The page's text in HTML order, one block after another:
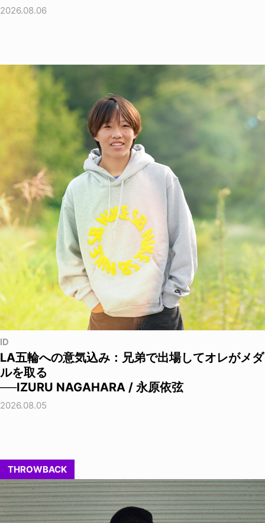
2026.08.06
ID
LA五輪への意気込み：兄弟で出場してオレがメダ
ルを取る
──IZURU NAGAHARA / 永原依弦
2026.08.05
THROWBACK